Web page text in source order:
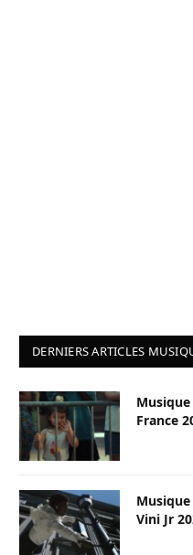
DERNIERS ARTICLES
France
Vini Jr